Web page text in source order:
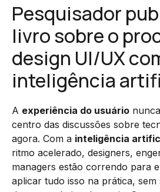
Pesquisador
livro sobre o
design UI/UX
inteligência
A experiência do usuário
centro das discussões sobre
agora. Com a inteligência
ritmo acelerado, designers,
managers estão correndo para
aplicar tudo isso na prática,